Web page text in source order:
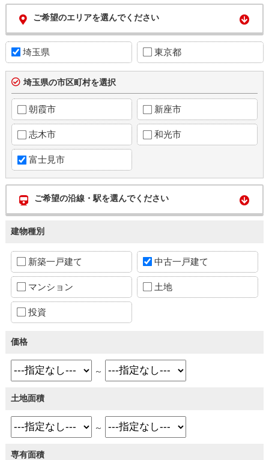
ご希望のエリアを選んでください
埼玉県 東京都
埼玉県の市区町村を選択
朝霞市 新座市
志木市 和光市
富士見市
ご希望の沿線・駅を選んでください
建物種別
新築一戸建て 中古一戸建て
マンション 土地
投資
価格
～
土地面積
～
専有面積